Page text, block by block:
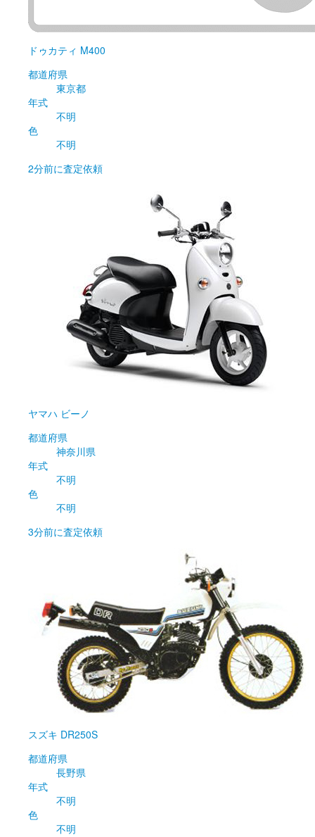
ドゥカティ M400
都道府県
東京都
年式
不明
色
不明
2分前に査定依頼
ヤマハ ビーノ
都道府県
神奈川県
年式
不明
色
不明
3分前に査定依頼
スズキ DR250S
都道府県
長野県
年式
不明
色
不明